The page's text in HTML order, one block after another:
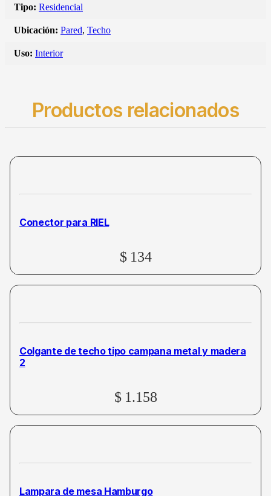
Tipo: Residencial
Ubicación: Pared, Techo
Uso: Interior
Productos relacionados
Conector para RIEL
$ 134
Colgante de techo tipo campana metal y madera
2
$ 1.158
Lampara de mesa Hamburgo